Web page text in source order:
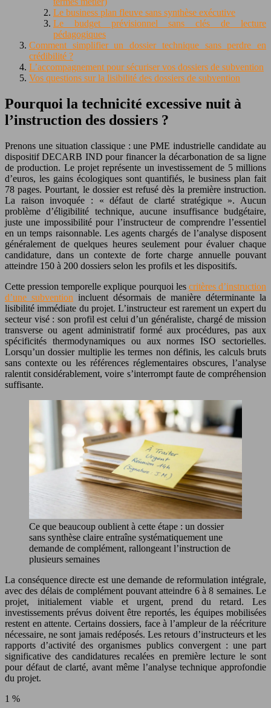
Le business plan fleuve sans synthèse exécutive
Le budget prévisionnel sans clés de lecture
pédagogiques
Comment simplifier un dossier technique sans perdre en
crédibilité ?
L’accompagnement pour sécuriser vos dossiers de subvention
Vos questions sur la lisibilité des dossiers de subvention
Pourquoi la technicité excessive nuit à
l’instruction des dossiers ?
Prenons une situation classique : une PME industrielle candidate au
dispositif DECARB IND pour financer la décarbonation de sa ligne
de production. Le projet représente un investissement de 5 millions
d’euros, les gains écologiques sont quantifiés, le business plan fait
78 pages. Pourtant, le dossier est refusé dès la première instruction.
La raison invoquée : « défaut de clarté stratégique ». Aucun
problème d’éligibilité technique, aucune insuffisance budgétaire,
juste une impossibilité pour l’instructeur de comprendre l’essentiel
en un temps raisonnable. Les agents chargés de l’analyse disposent
généralement de quelques heures seulement pour évaluer chaque
candidature, dans un contexte de forte charge annuelle pouvant
atteindre 150 à 200 dossiers selon les profils et les dispositifs.
Cette pression temporelle explique pourquoi les critères d’instruction
d’une subvention incluent désormais de manière déterminante la
lisibilité immédiate du projet. L’instructeur est rarement un expert du
secteur visé : son profil est celui d’un généraliste, chargé de mission
transverse ou agent administratif formé aux procédures, pas aux
spécificités thermodynamiques ou aux normes ISO sectorielles.
Lorsqu’un dossier multiplie les termes non définis, les calculs bruts
sans contexte ou les références réglementaires obscures, l’analyse
ralentit considérablement, voire s’interrompt faute de compréhension
suffisante.
Ce que beaucoup oublient à cette étape : un dossier
sans synthèse claire entraîne systématiquement une
demande de complément, rallongeant l’instruction de
plusieurs semaines
La conséquence directe est une demande de reformulation intégrale,
avec des délais de complément pouvant atteindre 6 à 8 semaines. Le
projet, initialement viable et urgent, prend du retard. Les
investissements prévus doivent être reportés, les équipes mobilisées
restent en attente. Certains dossiers, face à l’ampleur de la réécriture
nécessaire, ne sont jamais redéposés. Les retours d’instructeurs et les
rapports d’activité des organismes publics convergent : une part
significative des candidatures recalées en première lecture le sont
pour défaut de clarté, avant même l’analyse technique approfondie
du projet.
1 %